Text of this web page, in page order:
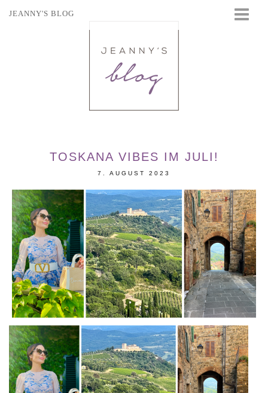
JEANNY'S BLOG
TOSKANA VIBES IM JULI!
7. AUGUST 2023